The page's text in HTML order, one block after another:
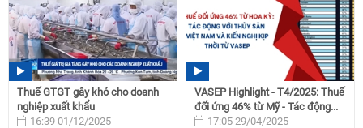
Thuế GTGT gây khó cho doanh
nghiệp xuất khẩu
16:39 01/12/2025
VASEP Highlight - T4/2025: Thuế
đối ứng 46% từ Mỹ - Tác động...
17:05 29/04/2025